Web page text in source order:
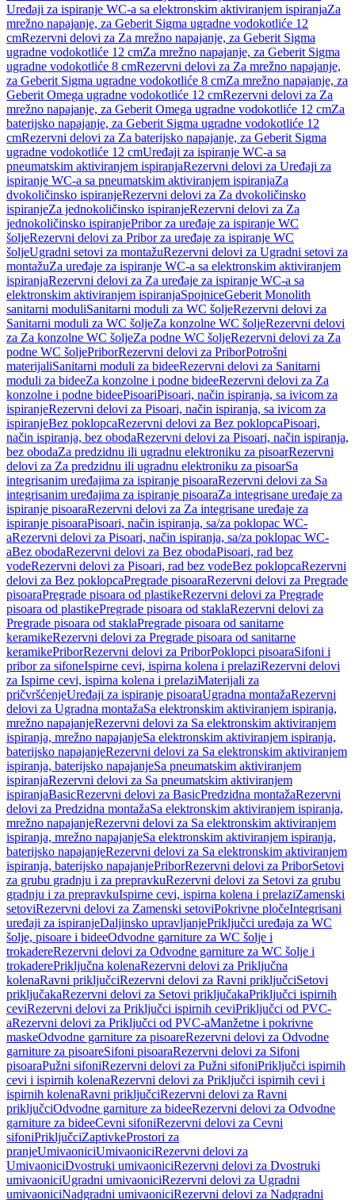
Uređaji za ispiranje WC-a sa elektronskim aktiviranjem ispiranjaZa
mrežno napajanje, za Geberit Sigma ugradne vodokotliće 12
cmRezervni delovi za Za mrežno napajanje, za Geberit Sigma
ugradne vodokotliće 12 cmZa mrežno napajanje, za Geberit Sigma
ugradne vodokotliće 8 cmRezervni delovi za Za mrežno napajanje,
za Geberit Sigma ugradne vodokotliće 8 cmZa mrežno napajanje, za
Geberit Omega ugradne vodokotliće 12 cmRezervni delovi za Za
mrežno napajanje, za Geberit Omega ugradne vodokotliće 12 cmZa
baterijsko napajanje, za Geberit Sigma ugradne vodokotliće 12
cmRezervni delovi za Za baterijsko napajanje, za Geberit Sigma
ugradne vodokotliće 12 cmUređaji za ispiranje WC-a sa
pneumatskim aktiviranjem ispiranjaRezervni delovi za Uređaji za
ispiranje WC-a sa pneumatskim aktiviranjem ispiranjaZa
dvokoličinsko ispiranjeRezervni delovi za Za dvokoličinsko
ispiranjeZa jednokoličinsko ispiranjeRezervni delovi za Za
jednokoličinsko ispiranjePribor za uređaje za ispiranje WC
šoljeRezervni delovi za Pribor za uređaje za ispiranje WC
šoljeUgradni setovi za montažuRezervni delovi za Ugradni setovi za
montažuZa uređaje za ispiranje WC-a sa elektronskim aktiviranjem
ispiranjaRezervni delovi za Za uređaje za ispiranje WC-a sa
elektronskim aktiviranjem ispiranjaSpojniceGeberit Monolith
sanitarni moduliSanitarni moduli za WC šoljeRezervni delovi za
Sanitarni moduli za WC šoljeZa konzolne WC šoljeRezervni delovi
za Za konzolne WC šoljeZa podne WC šoljeRezervni delovi za Za
podne WC šoljePriborRezervni delovi za PriborPotrošni
materijaliSanitarni moduli za bideeRezervni delovi za Sanitarni
moduli za bideeZa konzolne i podne bideeRezervni delovi za Za
konzolne i podne bideePisoariPisoari, način ispiranja, sa ivicom za
ispiranjeRezervni delovi za Pisoari, način ispiranja, sa ivicom za
ispiranjeBez poklopcaRezervni delovi za Bez poklopcaPisoari,
način ispiranja, bez obodaRezervni delovi za Pisoari, način ispiranja,
bez obodaZa predzidnu ili ugradnu elektroniku za pisoarRezervni
delovi za Za predzidnu ili ugradnu elektroniku za pisoarSa
integrisanim uređajima za ispiranje pisoaraRezervni delovi za Sa
integrisanim uređajima za ispiranje pisoaraZa integrisane uređaje za
ispiranje pisoaraRezervni delovi za Za integrisane uređaje za
ispiranje pisoaraPisoari, način ispiranja, sa/za poklopac WC-
aRezervni delovi za Pisoari, način ispiranja, sa/za poklopac WC-
aBez obodaRezervni delovi za Bez obodaPisoari, rad bez
vodeRezervni delovi za Pisoari, rad bez vodeBez poklopcaRezervni
delovi za Bez poklopcaPregrade pisoaraRezervni delovi za Pregrade
pisoaraPregrade pisoara od plastikeRezervni delovi za Pregrade
pisoara od plastikePregrade pisoara od staklaRezervni delovi za
Pregrade pisoara od staklaPregrade pisoara od sanitarne
keramikeRezervni delovi za Pregrade pisoara od sanitarne
keramikePriborRezervni delovi za PriborPoklopci pisoaraSifoni i
pribor za sifoneIspirne cevi, ispirna kolena i prelaziRezervni delovi
za Ispirne cevi, ispirna kolena i prelaziMaterijali za
pričvršćenjeUređaji za ispiranje pisoaraUgradna montažaRezervni
delovi za Ugradna montažaSa elektronskim aktiviranjem ispiranja,
mrežno napajanjeRezervni delovi za Sa elektronskim aktiviranjem
ispiranja, mrežno napajanjeSa elektronskim aktiviranjem ispiranja,
baterijsko napajanjeRezervni delovi za Sa elektronskim aktiviranjem
ispiranja, baterijsko napajanjeSa pneumatskim aktiviranjem
ispiranjaRezervni delovi za Sa pneumatskim aktiviranjem
ispiranjaBasicRezervni delovi za BasicPredzidna montažaRezervni
delovi za Predzidna montažaSa elektronskim aktiviranjem ispiranja,
mrežno napajanjeRezervni delovi za Sa elektronskim aktiviranjem
ispiranja, mrežno napajanjeSa elektronskim aktiviranjem ispiranja,
baterijsko napajanjeRezervni delovi za Sa elektronskim aktiviranjem
ispiranja, baterijsko napajanjePriborRezervni delovi za PriborSetovi
za grubu gradnju i za prepravkuRezervni delovi za Setovi za grubu
gradnju i za prepravkuIspirne cevi, ispirna kolena i prelaziZamenski
setoviRezervni delovi za Zamenski setoviPokrivne pločeIntegrisani
uređaji za ispiranjeDaljinsko upravljanjePriključci uređaja za WC
šolje, pisoare i bideeOdvodne garniture za WC šolje i
trokadereRezervni delovi za Odvodne garniture za WC šolje i
trokaderePriključna kolenaRezervni delovi za Priključna
kolenaRavni priključciRezervni delovi za Ravni priključciSetovi
priključakaRezervni delovi za Setovi priključakaPriključci ispirnih
ceviRezervni delovi za Priključci ispirnih ceviPriključci od PVC-
aRezervni delovi za Priključci od PVC-aManžetne i pokrivne
maskeOdvodne garniture za pisoareRezervni delovi za Odvodne
garniture za pisoareSifoni pisoaraRezervni delovi za Sifoni
pisoaraPužni sifoniRezervni delovi za Pužni sifoniPriključci ispirnih
cevi i ispirnih kolenaRezervni delovi za Priključci ispirnih cevi i
ispirnih kolenaRavni priključciRezervni delovi za Ravni
priključciOdvodne garniture za bideeRezervni delovi za Odvodne
garniture za bideeCevni sifoniRezervni delovi za Cevni
sifoniPriključciZaptivkeProstori za
pranjeUmivaoniciUmivaoniciRezervni delovi za
UmivaoniciDvostruki umivaoniciRezervni delovi za Dvostruki
umivaoniciUgradni umivaoniciRezervni delovi za Ugradni
umivaoniciNadgradni umivaoniciRezervni delovi za Nadgradni